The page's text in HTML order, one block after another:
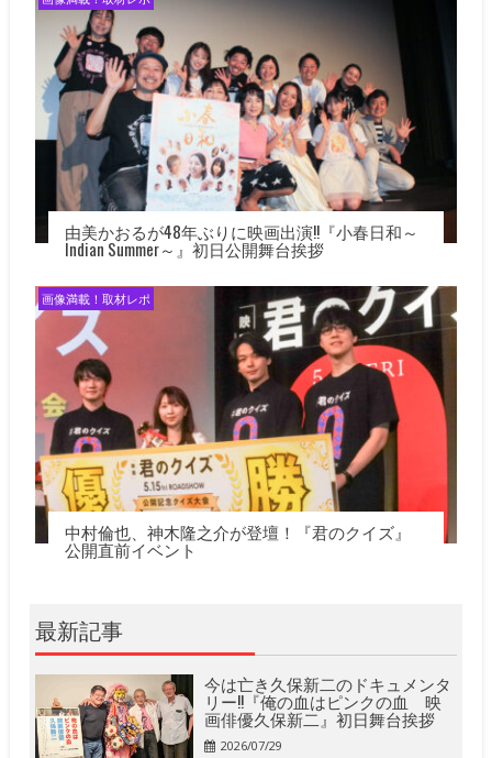
由美かおるが48年ぶりに映画出演!!『小春日和～
Indian Summer～』初日公開舞台挨拶
画像満載！取材レポ
中村倫也、神木隆之介が登壇！『君のクイズ』
公開直前イベント
最新記事
今は亡き久保新二のドキュメンタ
リー!!『俺の血はピンクの血 映
画俳優久保新二』初日舞台挨拶
2026/07/29